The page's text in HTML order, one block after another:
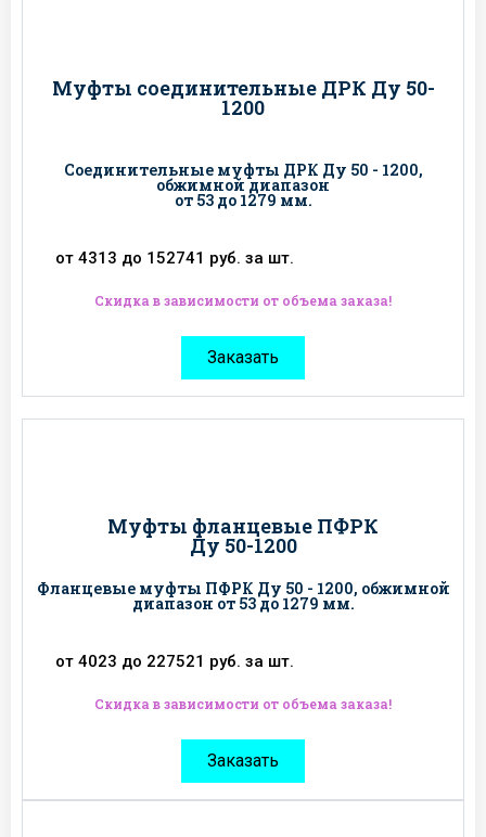
Муфты соединительные ДРК Ду 50-
1200
Соединительные муфты ДРК Ду 50 - 1200,
обжимной диапазон
от 53 до 1279 мм.
от 4313 до 152741 руб. за шт.
Скидка в зависимости от объема заказа!
Заказать
Муфты фланцевые ПФРК
Ду 50-1200
Фланцевые муфты ПФРК Ду 50 - 1200, обжимной
диапазон от 53 до 1279 мм.
от 4023 до 227521 руб. за шт.
Скидка в зависимости от объема заказа!
Заказать